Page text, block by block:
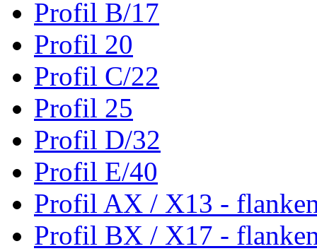
Profil B/17
Profil 20
Profil C/22
Profil 25
Profil D/32
Profil E/40
Profil AX / X13 -
Profil BX / X17 -